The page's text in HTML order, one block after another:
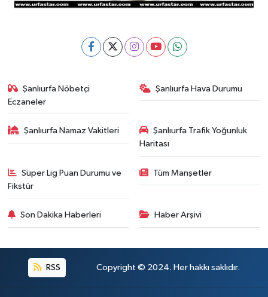
Şanlıurfa Nöbetçi
Eczaneler
Şanlıurfa Hava Durumu
Şanlıurfa Namaz Vakitleri
Şanlıurfa Trafik Yoğunluk
Haritası
Süper Lig Puan Durumu ve
Fikstür
Tüm Manşetler
Son Dakika Haberleri Haber Arşivi
RSS Copyright © 2024. Her hakkı saklıdır.